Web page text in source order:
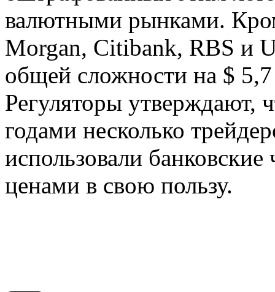
валютными рынками.
Morgan, Citibank, RBS и
общей сложности на $
Регуляторы утверждают,
годами несколько
использовали
ценами в свою пользу.